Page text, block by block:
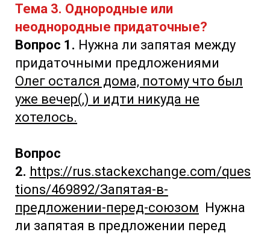
Тема 3. Однородные или
неоднородные придаточные?
Вопрос 1. Нужна ли запятая между
придаточными предложениями
Олег остался дома, потому что был
уже вечер(,) и идти никуда не
хотелось.
Вопрос
2. https://rus.stackexchange.com/ques
tions/469892/Запятая-в-
предложении-перед-союзом Нужна
ли запятая в предложении перед